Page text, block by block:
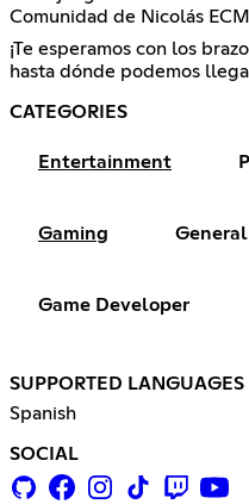
Comunidad de Nicolás
¡Te esperamos con los
hasta dónde podemos
CATEGORIES
Entertainment
Gaming
Game Developer
SUPPORTED LANGUAGES
Spanish
SOCIAL